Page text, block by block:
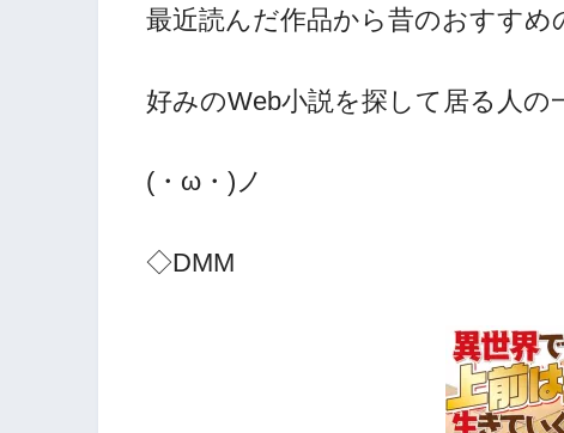
最近読んだ作品から昔のおすすめ
好みのWeb小説を探して居る人の
(・ω・)ノ
◇DMM